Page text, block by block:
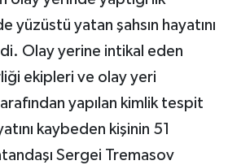
yüzüstü yatan şahsın hayatını
Olay yerine intikal eden
ekipleri ve olay yeri
yapılan kimlik tespit
kaybeden kişinin 51
Sergei Tremasov